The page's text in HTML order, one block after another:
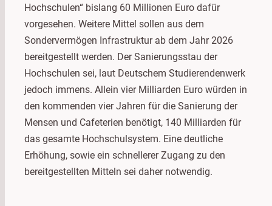
Hochschulen“ bislang 60 Millionen Euro dafür
vorgesehen. Weitere Mittel sollen aus dem
Sondervermögen Infrastruktur ab dem Jahr 2026
bereitgestellt werden. Der Sanierungsstau der
Hochschulen sei, laut Deutschem Studierendenwerk
jedoch immens. Allein vier Milliarden Euro würden in
den kommenden vier Jahren für die Sanierung der
Mensen und Cafeterien benötigt, 140 Milliarden für
das gesamte Hochschulsystem. Eine deutliche
Erhöhung, sowie ein schnellerer Zugang zu den
bereitgestellten Mitteln sei daher notwendig.